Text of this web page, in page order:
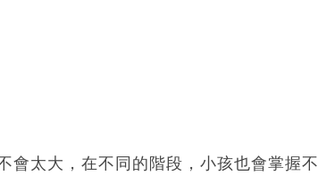
會太大，在不同的階段，小孩也會掌握不